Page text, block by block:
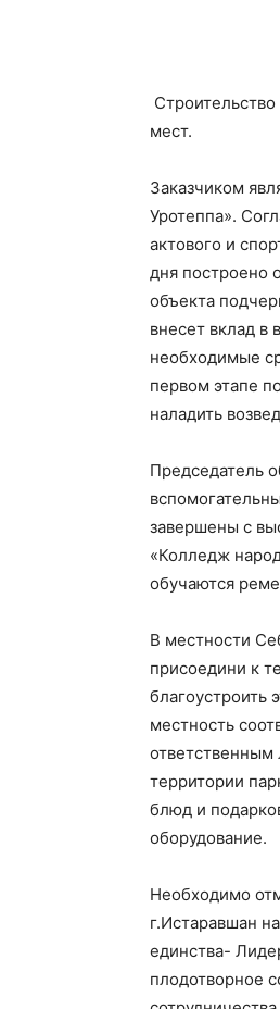
мест.
Заказчиком
Уротеппа».
актового и
дня построено
объекта
внесет вклад в
необходимые
первом этапе
наладить
Председатель
завершены с
«Колледж
обучаются
В местности
присоедини к
благоустроить
местность
ответственным
территории
блюд и
оборудование.
Необходимо
г.Истаравшан
единства-
плодотворное